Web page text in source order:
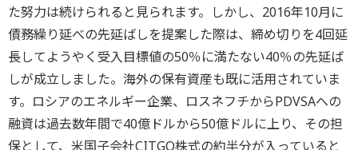
た努力は続けられると見られます。しかし、2016年10月に
債務繰り延べの先延ばしを提案した際は、締め切りを4回延
長してようやく受入目標値の50％に満たない40％の先延ば
しが成立しました。海外の保有資産も既に活用されていま
す。ロシアのエネルギー企業、ロスネフチからPDVSAへの
融資は過去数年間で40億ドルから50億ドルに上り、その担
保として、米国子会社CITGO株式の約半分が入っていると